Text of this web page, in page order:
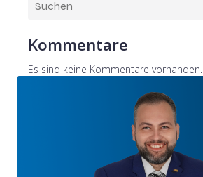
Kommentare
Es sind keine Kommentare vorhanden.